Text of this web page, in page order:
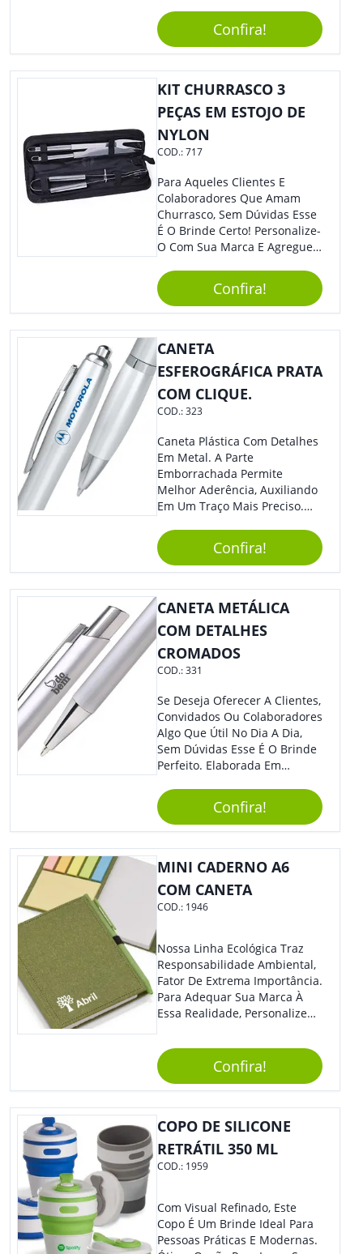
Prático E Agradará Todos Os
Seus Clientes. Leve Sua Marca
À Eventos E Feiras
Corporativas Em Um Item
Moderno E Util.
Confira!
KIT CHURRASCO 3
PEÇAS EM ESTOJO DE
NYLON
COD.:717
Para Aqueles Clientes E
Colaboradores Que Amam
Churrasco, Sem Dúvidas Esse
É O Brinde Certo! Personalize-
O Com Sua Marca E Agregue
É Composto Por 3 Peças Para
O Auxílio No Preparo De
Carnes, Em Um Lindo Estojo. É
A Garantia De Sucesso Para
Sua Empresa Em Feiras E
Eventos Corporativos.
Confira!
CANETA
ESFEROGRÁFICA PRATA
COM CLIQUE.
COD.:323
Caneta Plástica Com Detalhes
Em Metal. A Parte
Emborrachada Permite
Melhor Aderência, Auxiliando
Em Um Traço Mais Preciso.
Todo Tipo De Evento E
Público.
Confira!
CANETA METÁLICA
COM DETALHES
CROMADOS
COD.:331
Se Deseja Oferecer A Clientes,
Convidados Ou Colaboradores
Algo Que Útil No Dia A Dia,
Sem Dúvidas Esse É O Brinde
Perfeito. Elaborada Em
Com Detalhes Em Metal, Essa
Incrível Caneta Esferográfica É
Acionada Na Por Clic Na Parte
Superior.
Confira!
MINI CADERNO A6
COM CANETA
COD.: 1946
Nossa Linha Ecológica Traz
Responsabilidade Ambiental,
Fator De Extrema Importância.
Para Adequar Sua Marca À
Essa Realidade, Personalize
Anotações Com Post-It E
Caneta. Elaborado A Partir De
Material Reciclado, O Brinde
Também É Prático, Tornando-
Se Assim Excelente Para Uso
Cotidiano. Perfeito, Não É?!
Confira!
COPO DE SILICONE
RETRÁTIL 350 ML
COD.: 1959
Com Visual Refinado, Este
Copo É Um Brinde Ideal Para
Pessoas Práticas E Modernas.